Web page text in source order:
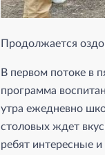
Продолжается
В первом потоке в
программа
утра ежедневно
столовых ждет
ребят интересные